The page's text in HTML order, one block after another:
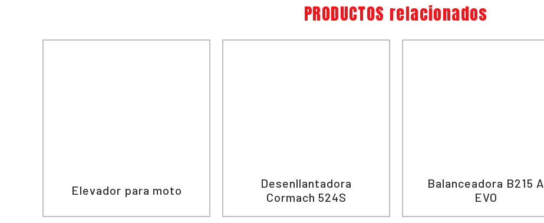
PRODUCTOS relacionados
Elevador para moto
Desenllantadora
Cormach 524S
Balanceadora B215 A
EVO